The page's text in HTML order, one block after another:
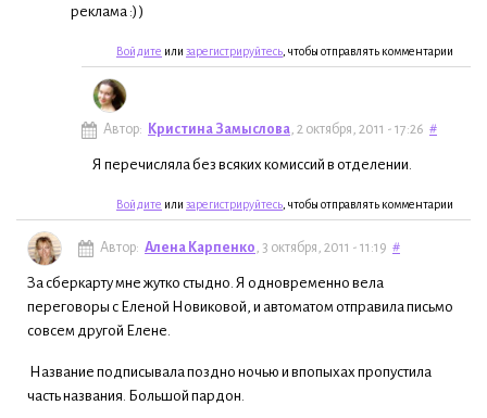
реклама :) )
Войдите или зарегистрируйтесь , чтобы отправлять комментарии
Автор: Кристина Замыслова, 2 октября, 2011 - 17:26 #
Я перечисляла без всяких комиссий в отделении.
Войдите или зарегистрируйтесь , чтобы отправлять комментарии
Автор: Алена Карпенко, 3 октября, 2011 - 11:19 #
За сберкарту мне жутко стыдно. Я одновременно вела
переговоры с Еленой Новиковой, и автоматом отправила письмо
совсем другой Елене.
Название подписывала поздно ночью и впопыхах пропустила
часть названия. Большой пардон.